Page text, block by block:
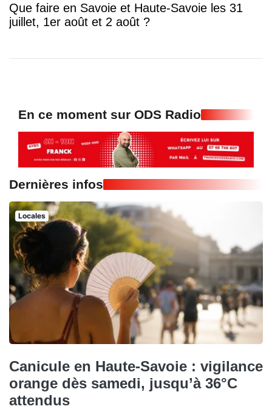
Que faire en Savoie et Haute-Savoie les 31
juillet, 1er août et 2 août ?
En ce moment sur ODS Radio
Dernières infos
Locales
Canicule en Haute-Savoie : vigilance
orange dès samedi, jusqu’à 36°C
attendus